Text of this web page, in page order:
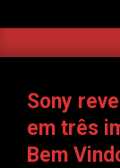
DO
Navigation
Sony
em três
Bem